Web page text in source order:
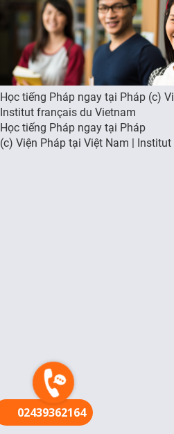
Học tiếng Pháp ngay tại Pháp (c)
Institut français du Vietnam
Học tiếng Pháp ngay tại Pháp
(c) Viện Pháp tại Việt Nam |
02439362164